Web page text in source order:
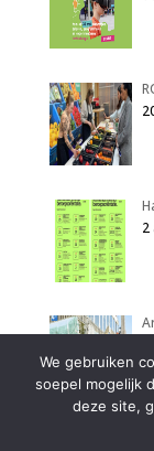
2
We gebruiken
soepel mogelijk
deze site,